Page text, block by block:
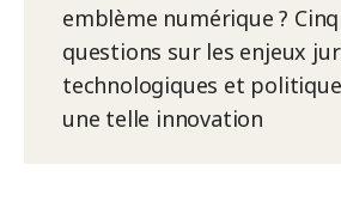
emblème numérique ? Cinq
questions sur les enjeux
technologiques et
une telle innovation